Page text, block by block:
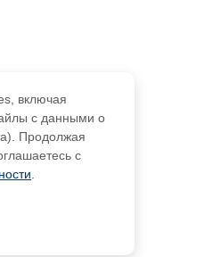
включая
с данными о
Продолжая
с